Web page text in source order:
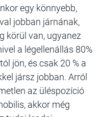
egy könnyebb,
jobban járnának,
körül van, ugyanez
a légellenállás 80%
jön, és csak 20 % a
jársz jobban. Arról
az üléspozíció
akkor még